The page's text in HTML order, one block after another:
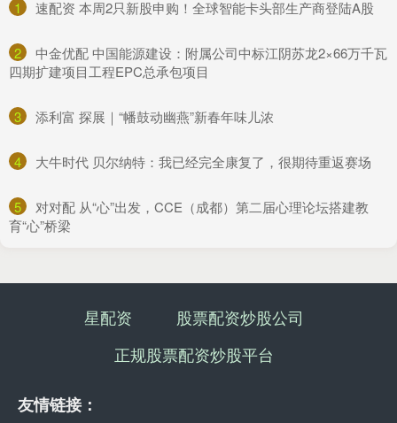
1 ​速配资 本周2只新股申购！全球智能卡头部生产商登陆A股
2
​中金优配 中国能源建设：附属公司中标江阴苏龙2×66万千瓦
四期扩建项目工程EPC总承包项目
3 ​添利富 探展｜“幡鼓动幽燕”新春年味儿浓
4 ​大牛时代 贝尔纳特：我已经完全康复了，很期待重返赛场
5
​对对配 从“心”出发，CCE（成都）第二届心理论坛搭建教
育“心”桥梁
星配资
股票配资炒股公司
正规股票配资炒股平台
友情链接：